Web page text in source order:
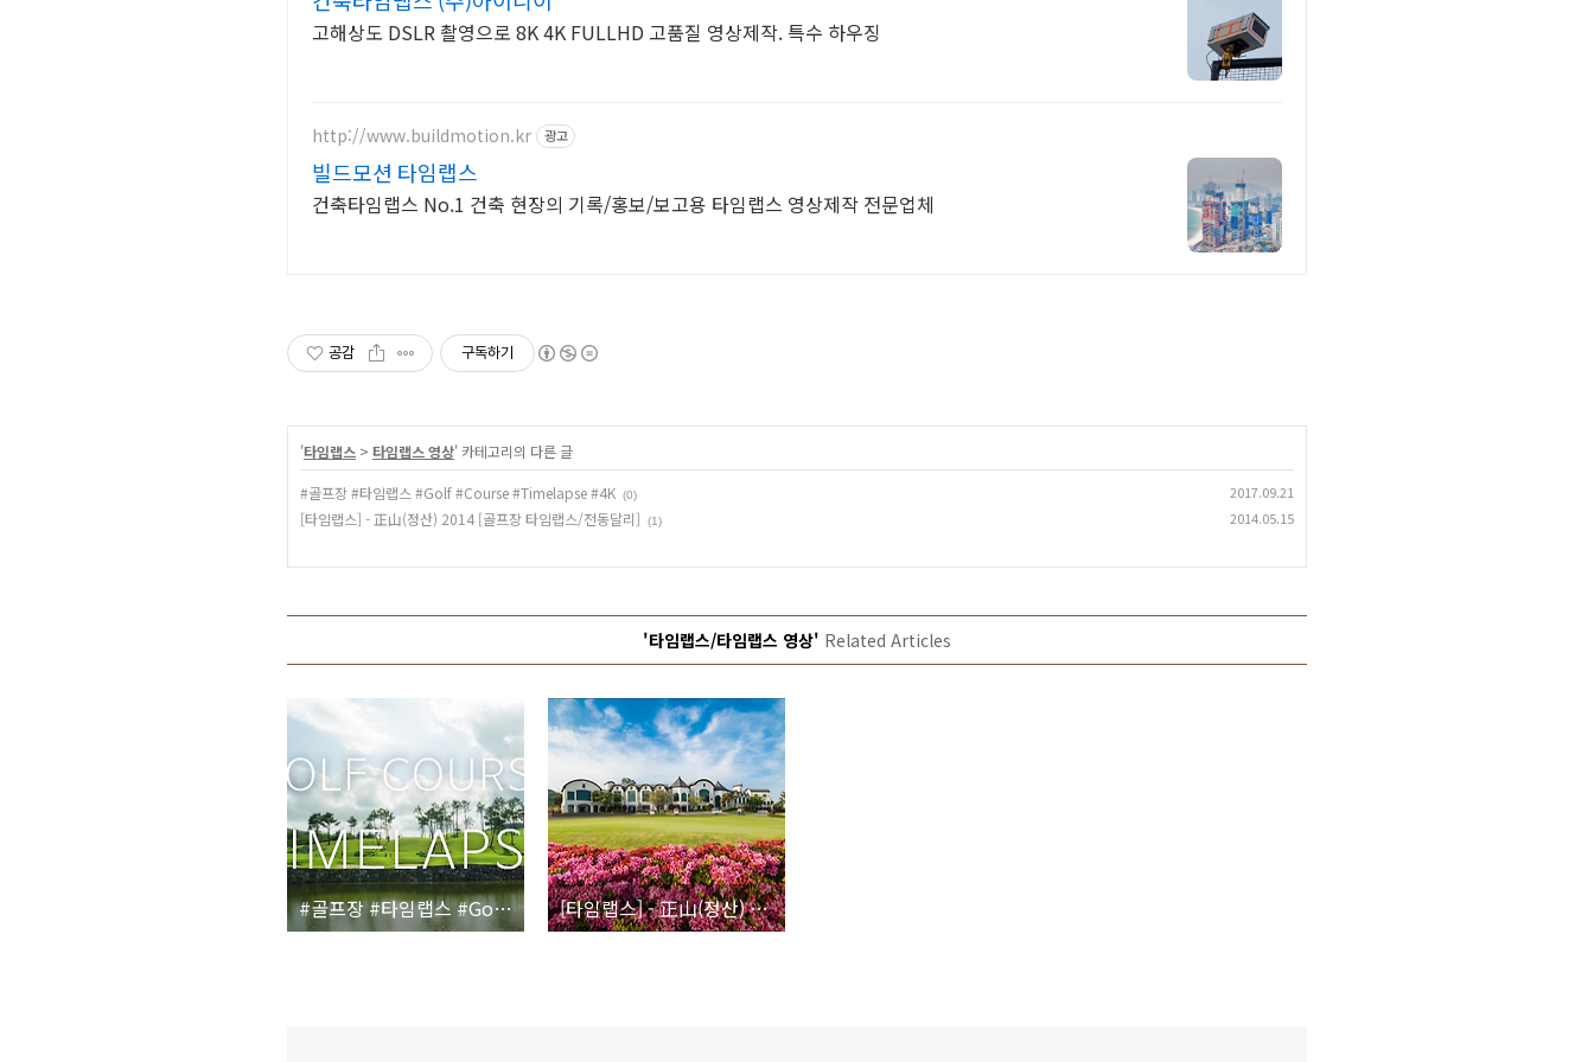
고해상도 DSLR 촬영으로 8K 4K FULLHD 고품질 영상제작. 특수 하우징
http://www.buildmotion.kr 광고
빌드모션 타임랩스
건축타임랩스 No.1 건축 현장의 기록/홍보/보고용 타임랩스 영상제작 전문업체
공감 구독하기
'타임랩스 > 타임랩스 영상' 카테고리의 다른 글
#골프장 #타임랩스 #Golf #Course #Timelapse #4K (0) 2017.09.21
[타임랩스] - 正山(정산) 2014 [골프장 타임랩스/전동달리] (1) 2014.05.15
'타임랩스/타임랩스 영상' Related Articles
#골프장 #타임랩스 #Golf #Course #Timelapse #4K [타임랩스] - 正山(정산) 2014 [골프장 타임랩스/전동달리]